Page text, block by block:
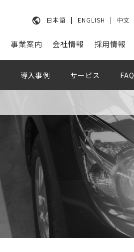
日本語 ENGLISH 中文
事業案内 会社情報 採⽤情報
導入事例 サービス FAQ